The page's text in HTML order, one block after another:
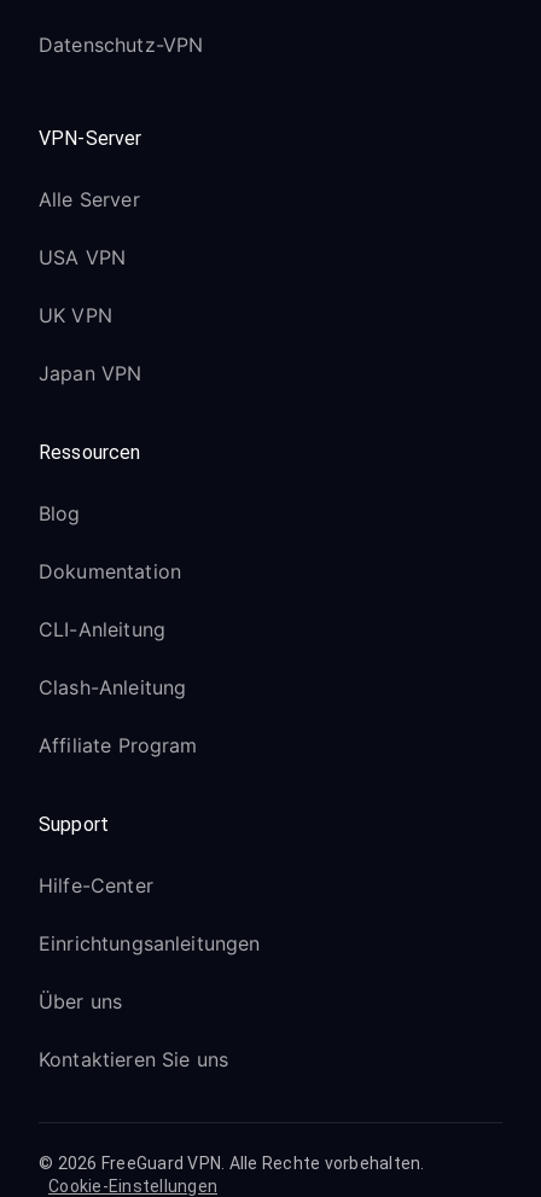
Datenschutz-VPN
VPN-Server
Alle Server
USA VPN
UK VPN
Japan VPN
Ressourcen
Blog
Dokumentation
CLI-Anleitung
Clash-Anleitung
Affiliate Program
Support
Hilfe-Center
Einrichtungsanleitungen
Über uns
Kontaktieren Sie uns
© 2026 FreeGuard VPN. Alle Rechte vorbehalten.
Cookie-Einstellungen